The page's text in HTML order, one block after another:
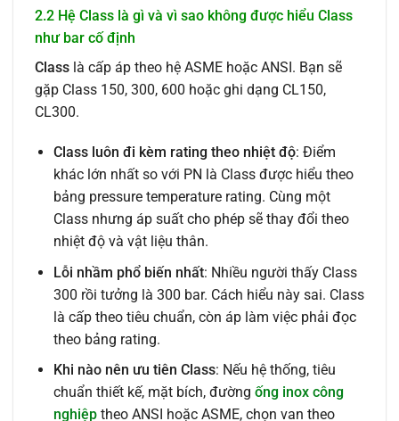
2.2 Hệ Class là gì và vì sao không được hiểu Class
như bar cố định
Class là cấp áp theo hệ ASME hoặc ANSI. Bạn sẽ
gặp Class 150, 300, 600 hoặc ghi dạng CL150,
CL300.
Class luôn đi kèm rating theo nhiệt độ: Điểm
khác lớn nhất so với PN là Class được hiểu theo
bảng pressure temperature rating. Cùng một
Class nhưng áp suất cho phép sẽ thay đổi theo
nhiệt độ và vật liệu thân.
Lỗi nhầm phổ biến nhất: Nhiều người thấy Class
300 rồi tưởng là 300 bar. Cách hiểu này sai. Class
là cấp theo tiêu chuẩn, còn áp làm việc phải đọc
theo bảng rating.
Khi nào nên ưu tiên Class: Nếu hệ thống, tiêu
chuẩn thiết kế, mặt bích, đường ống inox công
nghiệptheo ANSI hoặc ASME, chọn van theo